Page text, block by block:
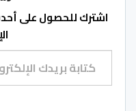
اشترك للحصول على
كتابة بريدك الإلكتروني...